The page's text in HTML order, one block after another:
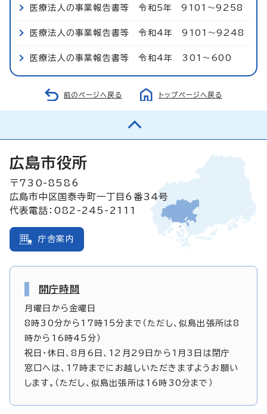
医療法人の事業報告書等 令和5年 9101～9258
医療法人の事業報告書等 令和4年 9101～9248
医療法人の事業報告書等 令和4年 301～600
前のページへ戻る トップページへ戻る
広島市役所
〒730-8586
広島市中区国泰寺町一丁目6番34号
代表電話：082-245-2111
庁舎案内
開庁時間
月曜日から金曜日
8時30分から17時15分まで（ただし、似島出張所は8
時から16時45分）
祝日・休日、8月6日、12月29日から1月3日は閉庁
窓口へは、17時までにお越しいただきますようお願い
します。（ただし、似島出張所は16時30分まで）